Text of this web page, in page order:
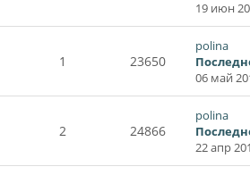
19 июн
1 23650
polina
06 май
2 24866
polina
22 апр